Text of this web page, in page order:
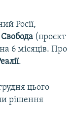
Росії,
Свобода (проєкт
6 місяців. Про
.
цього
рішення